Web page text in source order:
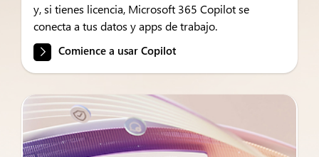
y, si tienes licencia, Microsoft 365 Copilot se
conecta a tus datos y apps de trabajo.
Comience a usar Copilot